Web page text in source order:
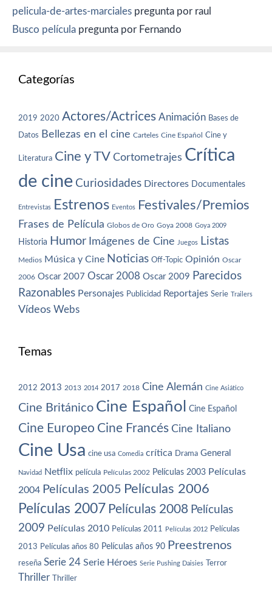
pelicula-de-artes-marciales pregunta por raul
Busco película pregunta por Fernando
Categorías
2019 2020 Actores/Actrices Animación Bases de
Datos Bellezas en el cine Carteles Cine Español Cine y
Literatura Cine y TV Cortometrajes Crítica
de cine Curiosidades Directores Documentales
Entrevistas Estrenos Eventos Festivales/Premios
Frases de Película Globos de Oro Goya 2008 Goya 2009
Historia Humor Imágenes de Cine Juegos Listas
Medios Música y Cine Noticias Off-Topic Opinión Oscar
2006 Oscar 2007 Oscar 2008 Oscar 2009 Parecidos
Razonables Personajes Publicidad Reportajes Serie Trailers
Vídeos Webs
Temas
2012 2013 2013 2014 2017 2018 Cine Alemán Cine Asiático
Cine Británico Cine Español Cine Español
Cine Europeo Cine Francés Cine Italiano
Cine Usa cine usa Comedia crítica Drama General
Navidad Netflix película Películas 2002 Películas 2003 Películas
2004 Películas 2005 Películas 2006
Películas 2007 Películas 2008 Películas
2009 Películas 2010 Películas 2011 Películas 2012 Películas
2013 Películas años 80 Películas años 90 Preestrenos
reseña Serie 24 Serie Héroes Serie Pushing Daisies Terror
Thriller Thriller